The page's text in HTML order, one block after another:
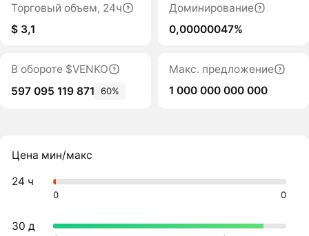
Торговый объем, 24ч
$ 3,1
Доминирование
0,00000047%
В обороте $VENKO
597 095 119 871
60%
Макс. предложение
1 000 000 000 000
Цена мин/макс
24 ч
0 0
30 д